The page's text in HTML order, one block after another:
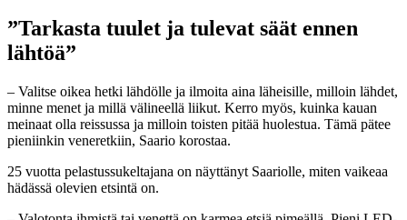
”Tarkasta tuulet ja tulevat säät ennen
lähtöä”
– Valitse oikea hetki lähdölle ja ilmoita aina läheisille, milloin lähdet,
minne menet ja millä välineellä liikut. Kerro myös, kuinka kauan
meinaat olla reissussa ja milloin toisten pitää huolestua. Tämä pätee
pieniinkin veneretkiin, Saario korostaa.
25 vuotta pelastussukeltajana on näyttänyt Saariolle, miten vaikeaa
hädässä olevien etsintä on.